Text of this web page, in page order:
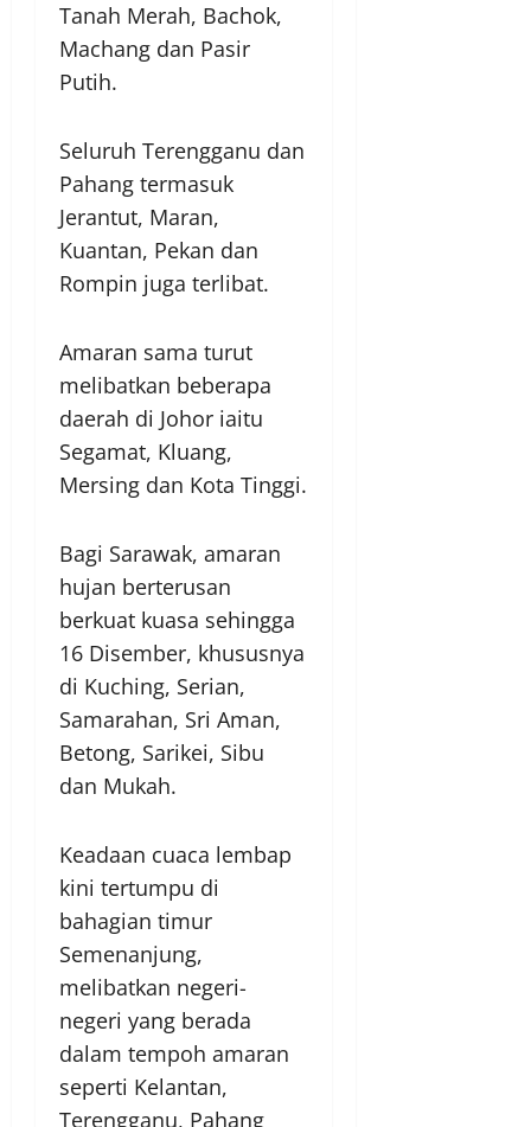
Tanah Merah, Bachok,
Machang dan Pasir
Putih.
Seluruh Terengganu dan
Pahang termasuk
Jerantut, Maran,
Kuantan, Pekan dan
Rompin juga terlibat.
Amaran sama turut
melibatkan beberapa
daerah di Johor iaitu
Segamat, Kluang,
Mersing dan Kota Tinggi.
Bagi Sarawak, amaran
hujan berterusan
berkuat kuasa sehingga
16 Disember, khususnya
di Kuching, Serian,
Samarahan, Sri Aman,
Betong, Sarikei, Sibu
dan Mukah.
Keadaan cuaca lembap
kini tertumpu di
bahagian timur
Semenanjung,
melibatkan negeri-
negeri yang berada
dalam tempoh amaran
seperti Kelantan,
Terengganu, Pahang